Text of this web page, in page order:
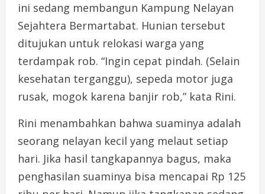
ini sedang membangun Kampung Nelayan
Sejahtera Bermartabat. Hunian tersebut
ditujukan untuk relokasi warga yang
terdampak rob. “Ingin cepat pindah. (Selain
kesehatan terganggu), sepeda motor juga
rusak, mogok karena banjir rob,” kata Rini.
Rini menambahkan bahwa suaminya adalah
seorang nelayan kecil yang melaut setiap
hari. Jika hasil tangkapannya bagus, maka
penghasilan suaminya bisa mencapai Rp 125